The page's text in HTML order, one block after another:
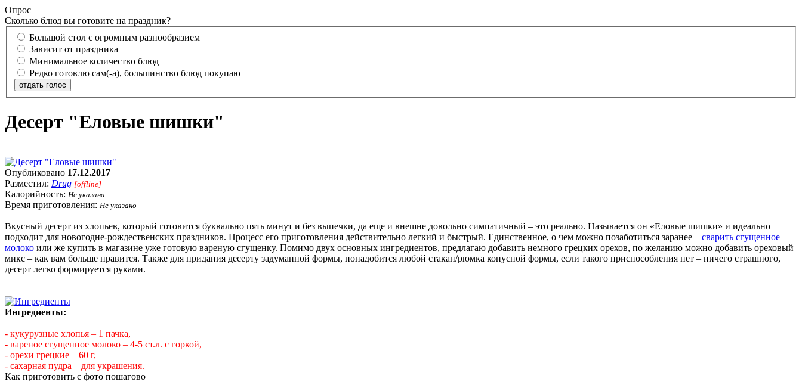
Опрос
Сколько блюд вы готовите на праздник?
Большой стол с огромным разнообразием
Зависит от праздника
Минимальное количество блюд
Редко готовлю сам(-а), большинство блюд покупаю
отдать голос
Десерт "Еловые шишки"
Опубликовано 17.12.2017
Разместил: Drug [offline]
Калорийность: Не указана
Время приготовления: Не указано
Вкусный десерт из хлопьев, который готовится буквально пять минут и без выпечки, да еще и внешне довольно симпатичный – это реально. Называется он «Еловые шишки» и идеально
подходит для новогодне-рождественских праздников. Процесс его приготовления действительно легкий и быстрый. Единственное, о чем можно позаботиться заранее – сварить сгущенное
молоко или же купить в магазине уже готовую вареную сгущенку. Помимо двух основных ингредиентов, предлагаю добавить немного грецких орехов, по желанию можно добавить ореховый
микс – как вам больше нравится. Также для придания десерту задуманной формы, понадобится любой стакан/рюмка конусной формы, если такого приспособления нет – ничего страшного,
десерт легко формируется руками.
Ингредиенты:
- кукурузные хлопья – 1 пачка,
- вареное сгущенное молоко – 4-5 ст.л. с горкой,
- орехи грецкие – 60 г,
- сахарная пудра – для украшения.
Как приготовить с фото пошагово